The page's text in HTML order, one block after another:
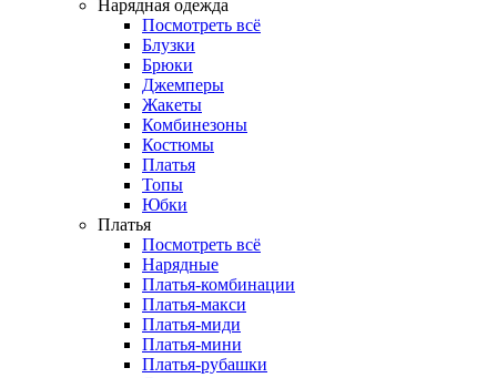
Нарядная одежда
Посмотреть всё
Блузки
Брюки
Джемперы
Жакеты
Комбинезоны
Костюмы
Платья
Топы
Юбки
Платья
Посмотреть всё
Нарядные
Платья-комбинации
Платья-макси
Платья-миди
Платья-мини
Платья-рубашки